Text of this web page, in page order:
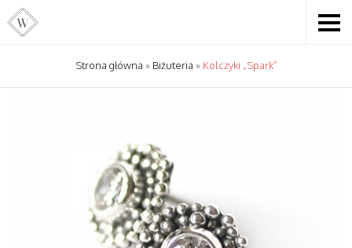
Strona główna » Biżuteria » Kolczyki „Spark”